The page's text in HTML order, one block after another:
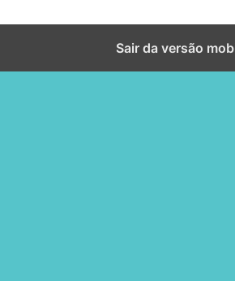
Sair da versão